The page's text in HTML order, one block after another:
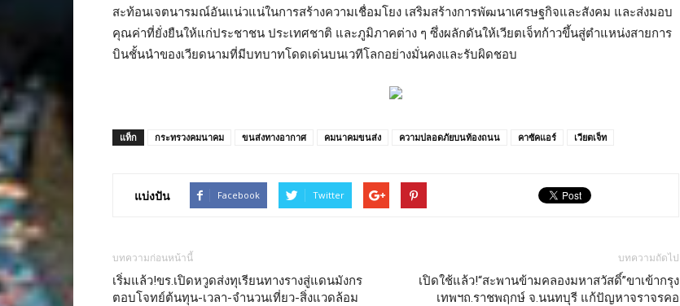
สะท้อนเจตนารมณ์อันแน่วแน่ในการสร้างความเชื่อมโยง เสริมสร้างการพัฒนาเศรษฐกิจและสังคม และส่งมอบ
คุณค่าที่ยั่งยืนให้แก่ประชาชน ประเทศชาติ และภูมิภาคต่าง ๆ ซึ่งผลักดันให้เวียตเจ็ทก้าวขึ้นสู่ตำแหน่งสายการ
บินชั้นนำของเวียดนามที่มีบทบาทโดดเด่นบนเวทีโลกอย่างมั่นคงและรับผิดชอบ
แท็ก กระทรวงคมนาคม ขนส่งทางอากาศ คมนาคมขนส่ง ความปลอดภัยบนท้องถนน คาซัคแอร์ เวียตเจ็ท
แบ่งปัน Facebook Twitter
บทความก่อนหน้านี้
เริ่มแล้ว!ขร.เปิดหวูดส่งทุเรียนทางรางสู่แดนมังกร
ตอบโจทย์ต้นทุน-เวลา-จำนวนเที่ยว-สิ่งแวดล้อม
บทความถัดไป
เปิดใช้แล้ว!“สะพานข้ามคลองมหาสวัสดิ์”ขาเข้ากรุง
เทพฯถ.ราชพฤกษ์ จ.นนทบุรี แก้ปัญหาจราจรคอ